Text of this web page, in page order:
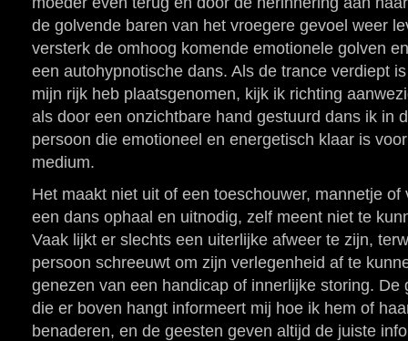
de golvende baren van het vroegere gevoel weer
versterk de omhoog komende emotionele golven
een autohypnotische dans. Als de trance verdiept
mijn rijk heb plaatsgenomen, kijk ik richting
als door een onzichtbare hand gestuurd dans ik in
persoon die emotioneel en energetisch klaar is
medium.
Het maakt niet uit of een toeschouwer, mannetje of
een dans ophaal en uitnodig, zelf meent niet te
Vaak lijkt er slechts een uiterlijke afweer te zijn,
persoon schreeuwt om zijn verlegenheid af te
genezen van een handicap of innerlijke storing. De
die er boven hangt informeert mij hoe ik hem of
benaderen, en de geesten geven altijd de juiste